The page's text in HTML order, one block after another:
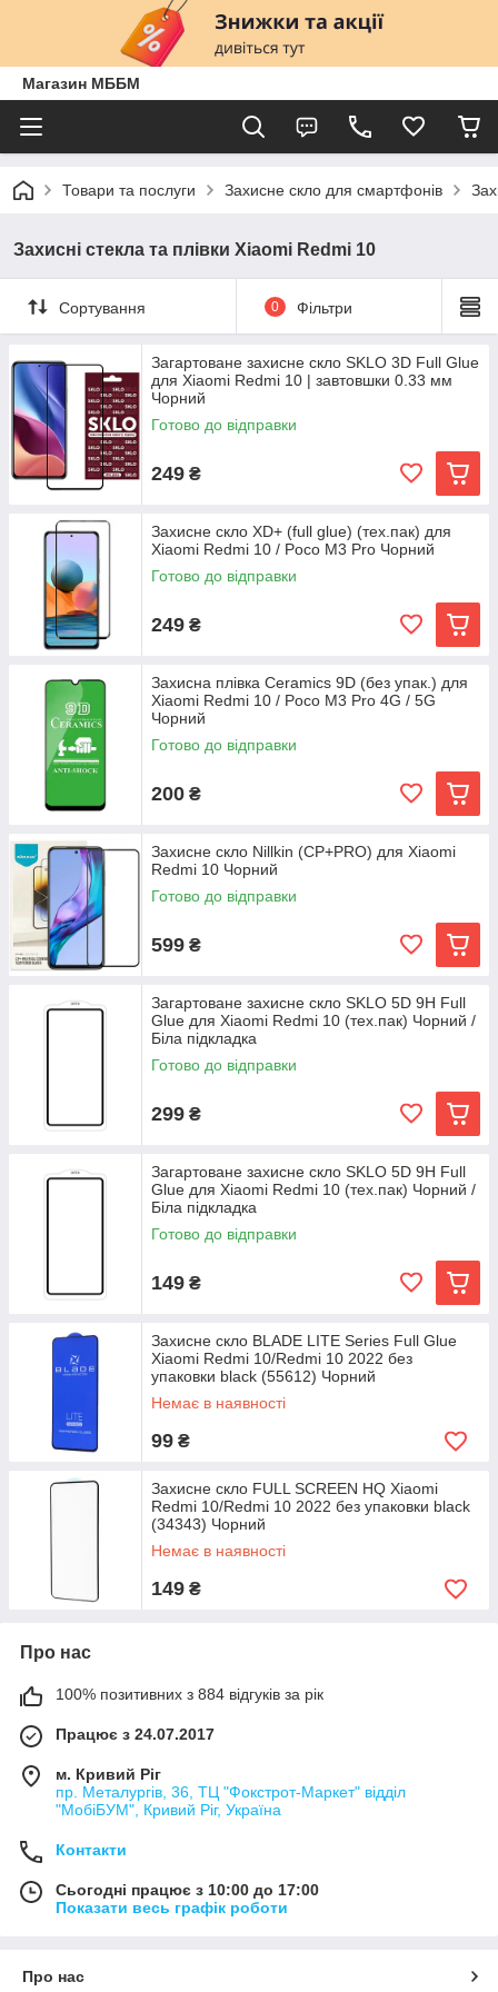
Магазин МББМ
Товари та послуги Захисне скло для смартфонів
Захисні стекла та плівки Xiaomi Redmi 10
Сортування 0 Фільтри
Загартоване захисне скло SKLO 3D Full Glue
для Xiaomi Redmi 10 | завтовшки 0.33 мм
Чорний
Готово до відправки
249 ₴
Захисне скло XD+ (full glue) (тех.пак) для
Xiaomi Redmi 10 / Poco M3 Pro Чорний
Готово до відправки
249 ₴
Захисна плівка Ceramics 9D (без упак.) для
Xiaomi Redmi 10 / Poco M3 Pro 4G / 5G
Чорний
Готово до відправки
200 ₴
Захисне скло Nillkin (CP+PRO) для Xiaomi
Redmi 10 Чорний
Готово до відправки
599 ₴
Загартоване захисне скло SKLO 5D 9H Full
Glue для Xiaomi Redmi 10 (тех.пак) Чорний /
Біла підкладка
Готово до відправки
299 ₴
Загартоване захисне скло SKLO 5D 9H Full
Glue для Xiaomi Redmi 10 (тех.пак) Чорний /
Біла підкладка
Готово до відправки
149 ₴
Захисне скло BLADE LITE Series Full Glue
Xiaomi Redmi 10/Redmi 10 2022 без
упаковки black (55612) Чорний
Немає в наявності
99 ₴
Захисне скло FULL SCREEN HQ Xiaomi
Redmi 10/Redmi 10 2022 без упаковки black
(34343) Чорний
Немає в наявності
149 ₴
Про нас
100% позитивних з 884 відгуків за рік
Працює з 24.07.2017
м. Кривий Ріг
пр. Металургів, 36, ТЦ "Фокстрот-Маркет" відділ
"МобіБУМ", Кривий Ріг, Україна
Контакти
Сьогодні працює з 10:00 до 17:00
Показати весь графік роботи
Про нас